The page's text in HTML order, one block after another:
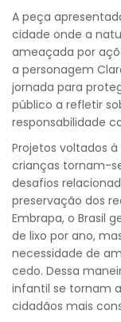
A peça
cidade onde a
ameaçada por
a personagem
jornada para
público a refletir
responsabilidade
Projetos voltados
crianças tornam-
desafios
preservação dos
Embrapa, o Brasil
de lixo por ano,
necessidade de
cedo. Dessa
infantil se tornam
cidadãos mais